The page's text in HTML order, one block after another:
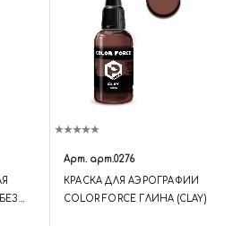
Арт. арт.0276
КРАСКА ДЛЯ АЭРОГРАФИИ
COLOR FORCE ГЛИНА (CLAY)